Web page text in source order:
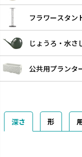
フラワースタン
じょうろ・ 水さ
公共用プランタ
深さ 形